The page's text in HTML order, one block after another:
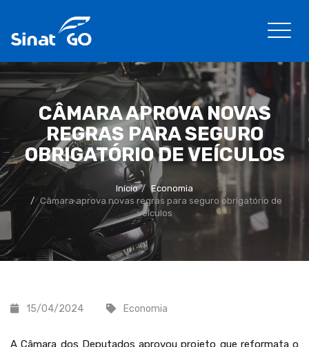
CÂMARA APROVA NOVAS
REGRAS PARA SEGURO
OBRIGATÓRIO DE VEÍCULOS
Início
Economia
Câmara aprova novas regras para seguro obrigatório de
veículos
15/04/2024 Economia
A Câmara dos Deputados aprovou projeto que reformata o